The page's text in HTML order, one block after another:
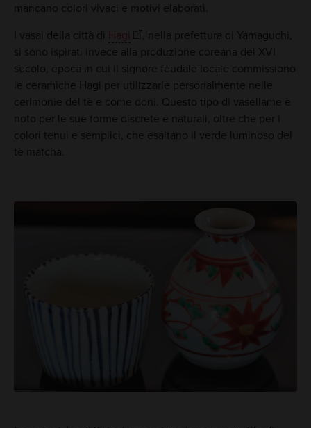
mancano colori vivaci e motivi elaborati.
I vasai della città di Hagi
, nella prefettura di Yamaguchi,
si sono ispirati invece alla produzione coreana del XVI
secolo, epoca in cui il signore feudale locale commissionò
le ceramiche Hagi per utilizzarle personalmente nelle
cerimonie del tè e come doni. Questo tipo di vasellame è
noto per le sue forme discrete e naturali, oltre che per i
colori tenui e semplici, che esaltano il verde luminoso del
tè matcha.